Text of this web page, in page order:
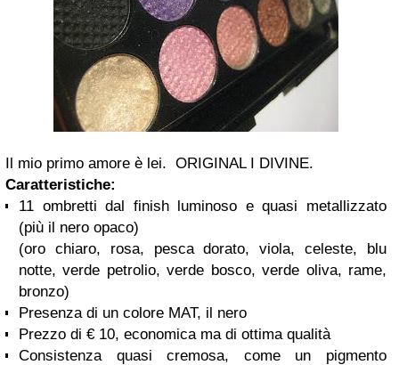
Il mio primo amore è lei. ORIGINAL I DIVINE.
Caratteristiche:
11 ombretti dal finish luminoso e quasi metallizzato
(più il nero opaco)
(oro chiaro, rosa, pesca dorato, viola, celeste, blu
notte, verde petrolio, verde bosco, verde oliva, rame,
bronzo)
Presenza di un colore MAT, il nero
Prezzo di € 10, economica ma di ottima qualità
Consistenza quasi cremosa, come un pigmento